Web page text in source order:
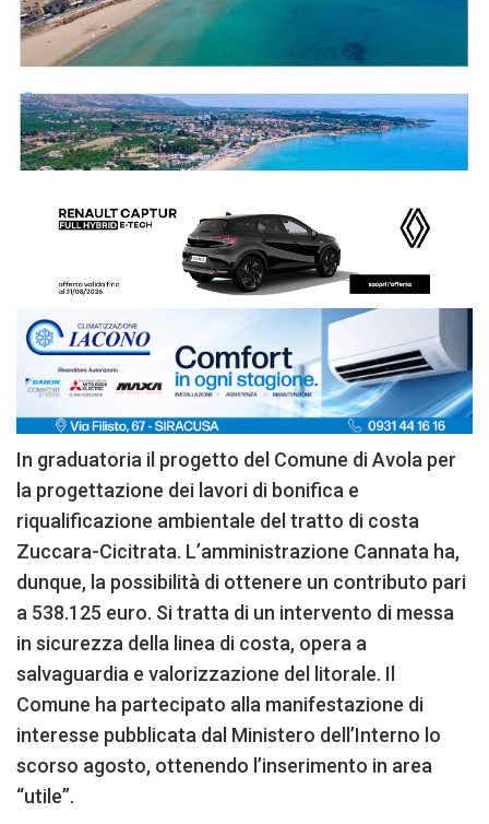
In graduatoria il progetto del Comune di Avola per
la progettazione dei lavori di bonifica e
riqualificazione ambientale del tratto di costa
Zuccara-Cicitrata. L’amministrazione Cannata ha,
dunque, la possibilità di ottenere un contributo pari
a 538.125 euro. Si tratta di un intervento di messa
in sicurezza della linea di costa, opera a
salvaguardia e valorizzazione del litorale. Il
Comune ha partecipato alla manifestazione di
interesse pubblicata dal Ministero dell’Interno lo
scorso agosto, ottenendo l’inserimento in area
“utile”.